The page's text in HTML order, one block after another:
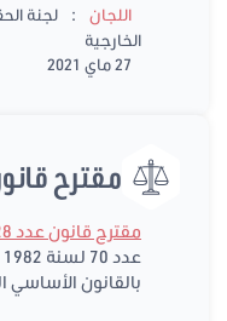
اللجان :
لجنة
الخارجية
27 ماي 2021
مقترح
مقترح قانون عدد 2021/028
بالقانون الأساسي